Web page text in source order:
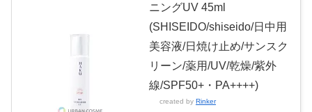
ニングUV 45ml
(SHISEIDO/shiseido/日中用
美容液/日焼け止め/サンスク
リーン/薬用/UV/乾燥/紫外
線/SPF50+・PA++++)
created by Rinker